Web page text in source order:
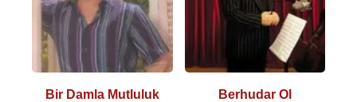
Bir Damla Mutluluk Berhudar Ol